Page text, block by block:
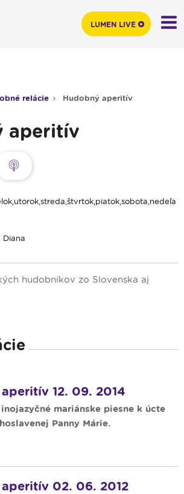
relácie Hudobný aperitív
aperitív
Diana
hudobníkov zo Slovenska aj
12. 09. 2014
mariánske piesne k úcte
Panny Márie.
02. 06. 2012
LUMEN LIVE